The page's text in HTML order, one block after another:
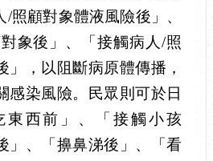
/照顧對象體液風險後」、
象後」、「接觸病人/照
」，以阻斷病原體傳播，
感染風險。民眾則可於日
東西前」、「接觸小孩
」、「擤鼻涕後」、「看